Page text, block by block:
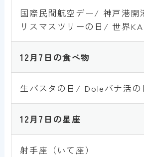
国際民間航空デー/ 神戸港開
リスマスツリーの日/ 世界
1 2月7日 の食べ物
生パスタの日/ Doleバナ活の
1 2月7日 の星座
射手座（いて座）